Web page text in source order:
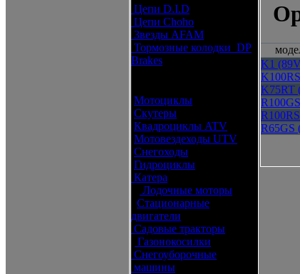
Цепи D.I.D
Цепи Choho
Звезды AFAM
Тормозные колодки DP
Brakes
Мотоциклы
Скутеры
Квадроциклы ATV
Мотовездеходы UTV
Снегоходы
Гидроциклы
Катера
Лодочные моторы
Стационарные
двигатели
Садовые тракторы
Газонокосилки
Снегоуборочные
машины
K1
K75RT
R65GS